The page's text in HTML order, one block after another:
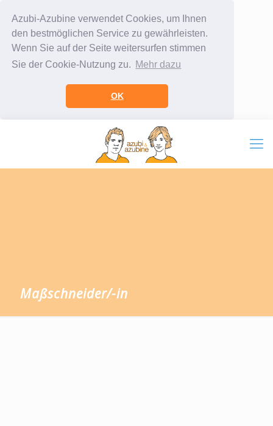
Azubi-Azubine verwendet Cookies, um Ihnen
den bestmöglichen Service zu gewährleisten.
Wenn Sie auf der Seite weitersurfen stimmen
Sie der Cookie-Nutzung zu. Mehr dazu
OK
Maßschneider/-in